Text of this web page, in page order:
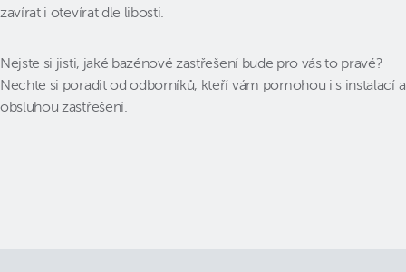
zavírat i otevírat dle libosti.
Nejste si jisti, jaké bazénové zastřešení bude pro vás to pravé?
Nechte si poradit od odborníků, kteří vám pomohou i s instalací a
obsluhou zastřešení.